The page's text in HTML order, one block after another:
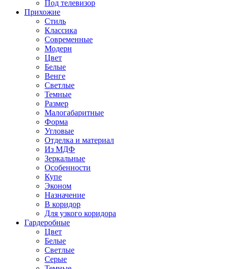
Под телевизор
Прихожие
Стиль
Классика
Современные
Модерн
Цвет
Белые
Венге
Светлые
Темные
Размер
Малогабаритные
Форма
Угловые
Отделка и материал
Из МДФ
Зеркальные
Особенности
Купе
Эконом
Назначение
В коридор
Для узкого коридора
Гардеробные
Цвет
Белые
Светлые
Серые